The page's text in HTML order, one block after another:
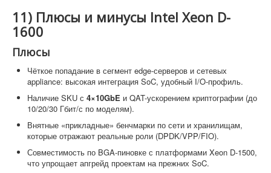
11) Плюсы и минусы Intel Xeon D-
1600
Плюсы
Чёткое попадание в сегмент edge-серверов и сетевых
appliance: высокая интеграция SoC, удобный I/O-профиль.
Наличие SKU с 4×10GbE и QAT-ускорением криптографии (до
10/20/30 Гбит/с по моделям).
Внятные «прикладные» бенчмарки по сети и хранилищам,
которые отражают реальные роли (DPDK/VPP/FIO).
Совместимость по BGA-пиновке с платформами Xeon D-1500,
что упрощает апгрейд проектам на прежних SoC.